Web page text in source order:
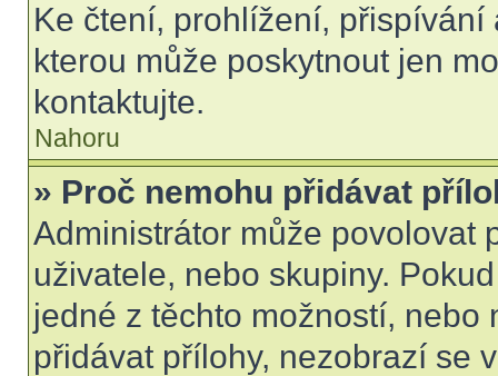
Ke čtení, prohlížení,
kterou může poskytnout jen
kontaktujte.
Nahoru
» Proč nemohu přidávat
Administrátor může povolovat
uživatele, nebo skupiny.
jedné z těchto možností,
přidávat přílohy, nezobrazí se